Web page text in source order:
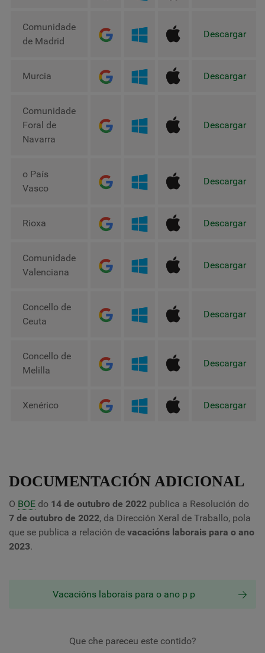
Comunidade
de Madrid
Descargar
Murcia Descargar
Comunidade
Foral de
Navarra
Descargar
o País
Vasco
Descargar
Rioxa Descargar
Comunidade
Valenciana
Descargar
Concello de
Ceuta
Descargar
Concello de
Melilla
Descargar
Xenérico Descargar
DOCUMENTACIÓN ADICIONAL
O BOE do 14 de outubro de 2022 publica a Resolución do
7 de outubro de 2022, da Dirección Xeral de Traballo, pola
que se publica a relación de vacacións laborais para o ano
2023.
Vacacións laborais para o ano p p
Que che pareceu este contido?